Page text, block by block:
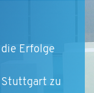
Erfolge
zu